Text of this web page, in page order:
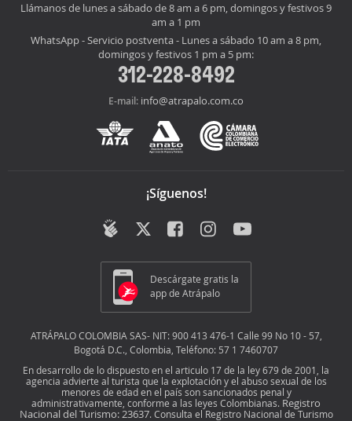
Llámanos de lunes a sábado de 8 am a 6 pm, domingos y festivos 9
am a 1 pm
WhatsApp - Servicio postventa - Lunes a sábado 10 am a 8 pm,
domingos y festivos 1 pm a 5 pm:
312-228-8492
E-mail: info@atrapalo.com.co
¡Síguenos!
Descárgate gratis la
app de Atrápalo
ATRÁPALO COLOMBIA SAS- NIT: 900 413 476-1 Calle 99 No 10 - 57,
Bogotá D.C., Colombia, Teléfono: 57 1 7460707
En desarrollo de lo dispuesto en el articulo 17 de la ley 679 de 2001, la
agencia advierte al turista que la explotación y el abuso sexual de los
menores de edad en el país son sancionados penal y
administrativamente, conforme a las leyes Colombianas. Registro
Nacional del Turismo: 23637. Consulta el Registro Nacional de Turismo